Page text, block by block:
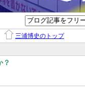
三浦博史のトップ
？